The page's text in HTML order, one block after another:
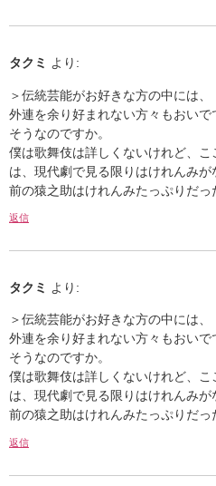
タクミ より:
＞伝統芸能がお好きな方の中には、
外連を余り好まれない方々もおいで
そうなのですか。
僕は歌舞伎は詳しくないけれど、
は、現代劇で見る限りはけれんみが
前の猿之助はけれんみたっぷりだっ
返信
タクミ より:
＞伝統芸能がお好きな方の中には、
外連を余り好まれない方々もおいで
そうなのですか。
僕は歌舞伎は詳しくないけれど、
は、現代劇で見る限りはけれんみが
前の猿之助はけれんみたっぷりだっ
返信